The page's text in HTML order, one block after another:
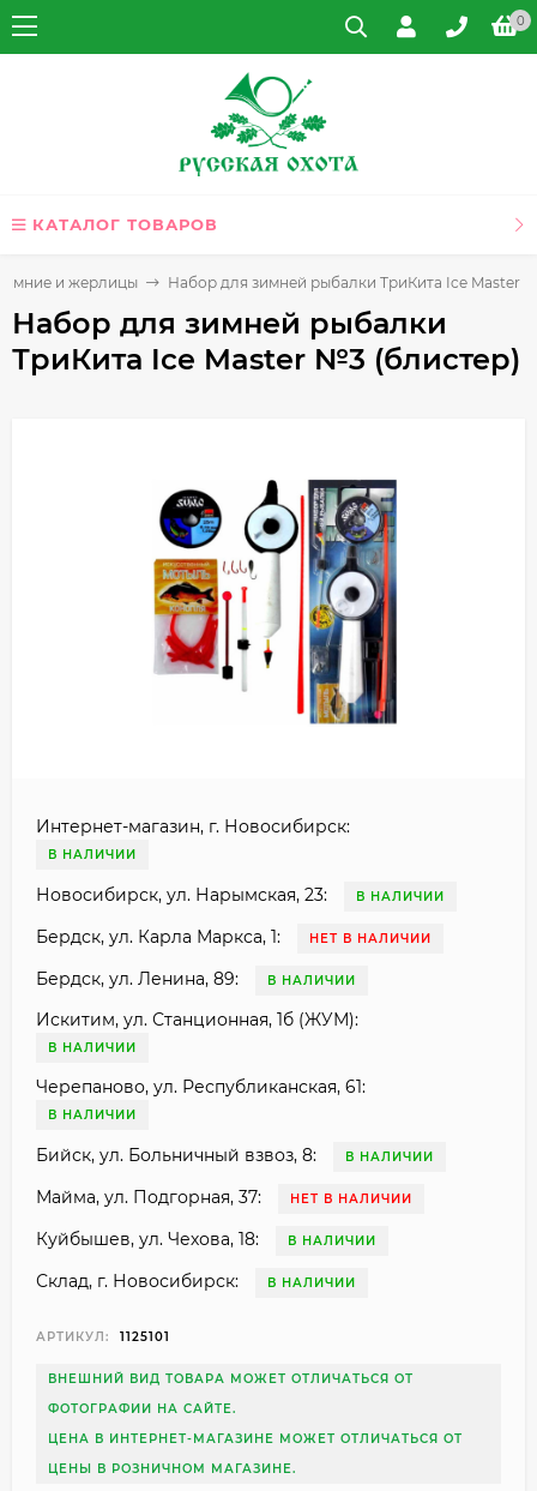
0
КАТАЛОГ ТОВАРОВ
и жерлицы Набор для зимней рыбалки ТриКита Ice Master
Набор для зимней рыбалки
ТриКита Ice Master №3 (блистер)
Интернет-магазин, г. Новосибирск:
В НАЛИЧИИ
Новосибирск, ул. Нарымская, 23: В НАЛИЧИИ
Бердск, ул. Карла Маркса, 1: НЕТ В НАЛИЧИИ
Бердск, ул. Ленина, 89: В НАЛИЧИИ
Искитим, ул. Станционная, 1б (ЖУМ):
В НАЛИЧИИ
Черепаново, ул. Республиканская, 61:
В НАЛИЧИИ
Бийск, ул. Больничный взвоз, 8: В НАЛИЧИИ
Майма, ул. Подгорная, 37: НЕТ В НАЛИЧИИ
Куйбышев, ул. Чехова, 18: В НАЛИЧИИ
Склад, г. Новосибирск: В НАЛИЧИИ
АРТИКУЛ: 1125101
ВНЕШНИЙ ВИД ТОВАРА МОЖЕТ ОТЛИЧАТЬСЯ ОТ
ФОТОГРАФИИ НА САЙТЕ.
ЦЕНА В ИНТЕРНЕТ-МАГАЗИНЕ МОЖЕТ ОТЛИЧАТЬСЯ ОТ
ЦЕНЫ В РОЗНИЧНОМ МАГАЗИНЕ.